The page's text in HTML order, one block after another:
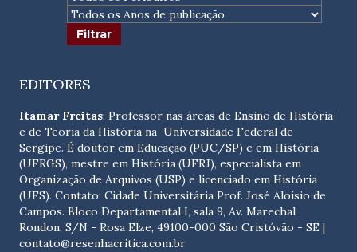
EDITORES
Itamar Freitas: Professor nas áreas de Ensino de História
e de Teoria da História na Universidade Federal de
Sergipe. É doutor em Educação (PUC/SP) e em História
(UFRGS), mestre em História (UFRJ), especialista em
Organização de Arquivos (USP) e licenciado em História
(UFS). Contato: Cidade Universitária Prof. José Aloísio de
Campos. Bloco Departamental I, sala 9, Av. Marechal
Rondon, S/N - Rosa Elze, 49100-000 São Cristóvão - SE |
contato@resenhacritica.com.br